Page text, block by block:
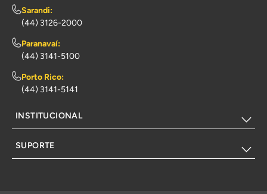
Sarandi:
(44) 3126-2000
Paranavaí:
(44) 3141-5100
Porto Rico:
(44) 3141-5141
INSTITUCIONAL
SUPORTE